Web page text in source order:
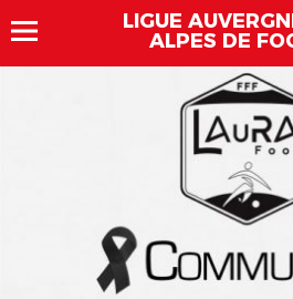
LIGUE
ALPES DE